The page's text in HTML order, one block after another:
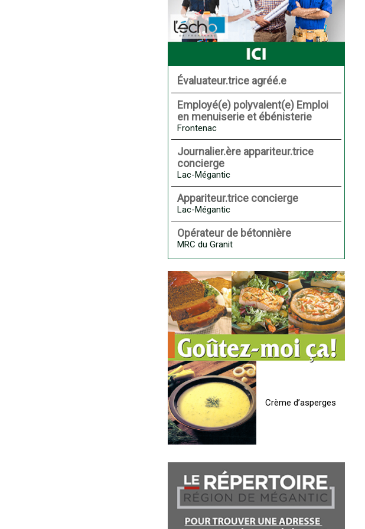
Évaluateur.trice agréé.e
Employé(e) polyvalent(e) Emploi
en menuiserie et ébénisterie
Frontenac
Journalier.ère appariteur.trice
concierge
Lac-Mégantic
Appariteur.trice concierge
Lac-Mégantic
Opérateur de bétonnière
MRC du Granit
Crème d’asperges